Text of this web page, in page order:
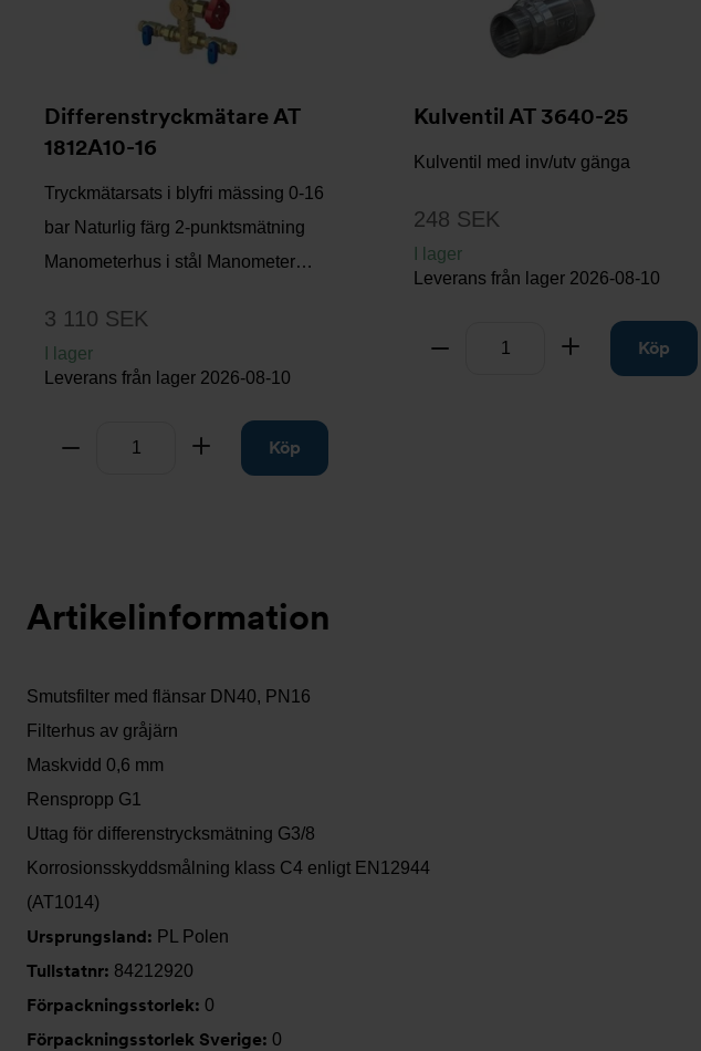
Differenstryckmätare AT
1812A10-16
Tryckmätarsats i blyfri mässing 0-16
bar Naturlig färg 2-punktsmätning
Manometerhus i stål Manometer…
3 110 SEK
I lager
Leverans från lager 2026-08-10
Ta bort Lägg tillKöp
Kulventil AT 3640-25
Kulventil med inv/utv gänga
248 SEK
I lager
Leverans från lager 2026-08-10
Ta bort Lägg tillKöp
Artikelinformation
Smutsfilter med flänsar DN40, PN16
Filterhus av gråjärn
Maskvidd 0,6 mm
Renspropp G1
Uttag för differenstrycksmätning G3/8
Korrosionsskyddsmålning klass C4 enligt EN12944
(AT1014)
Ursprungsland: PL Polen
Tullstatnr: 84212920
Förpackningsstorlek: 0
Förpackningsstorlek Sverige: 0